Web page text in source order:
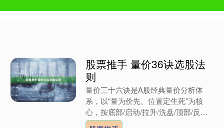
股票推手 量价36诀选股法
则
量价三十六诀是A股经典量价分析体
系，以“量为价先、位置定生死”为核
心，按底部/启动/拉升/洗盘/顶部/反弹
六大场景，给出36条可直接套用的选